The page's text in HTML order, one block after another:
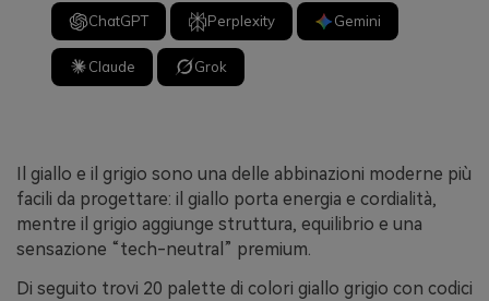
ChatGPT Perplexity Gemini
Claude Grok
Il giallo e il grigio sono una delle abbinazioni moderne più
facili da progettare: il giallo porta energia e cordialità,
mentre il grigio aggiunge struttura, equilibrio e una
sensazione “tech-neutral” premium.
Di seguito trovi 20 palette di colori giallo grigio con codici